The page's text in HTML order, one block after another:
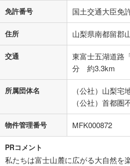
免許番号 国土交通大臣免
住所 山梨県南都留郡
交通
東富士五湖道路
分 約3.3km
所属団体名
（公社）山梨宅
（公社）首都
物件管理番号 MFK000872
PRコメント
私たちは富士山麓に広がる大自然を